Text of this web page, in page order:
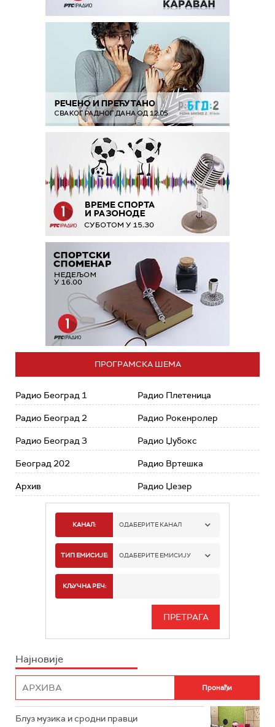
ПРОГРАМСКА ШЕМА
Радио Београд 1
Радио Београд 2
Радио Београд 3
Београд 202
Архив
Радио Плетеница
Радио Рокенролер
Радио Џубокс
Радио Вртешка
Радио Џезер
КАНАЛ: ОДАБЕРИТЕ КАНАЛ
РАДИО БЕОГРАД 1
РАДИО БЕОГРАД 3
РАДИО РОКЕНРОЛЕР
ТИП ЕМИСИЈЕ: ОДАБЕРИТЕ ЕМИСИЈУ
ИНФО
КЉУЧНА РЕЧ:
Најновије
Блуз музика и сродни правци